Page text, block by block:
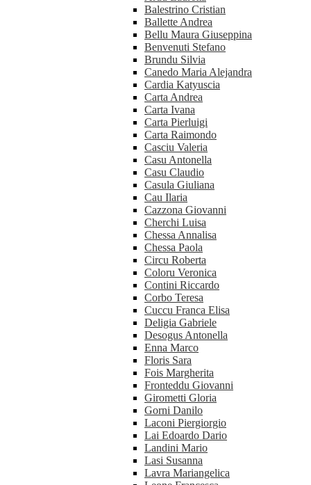
Balestrino Cristian
Ballette Andrea
Bellu Maura Giuseppina
Benvenuti Stefano
Brundu Silvia
Canedo Maria Alejandra
Cardia Katyuscia
Carta Andrea
Carta Ivana
Carta Pierluigi
Carta Raimondo
Casciu Valeria
Casu Antonella
Casu Claudio
Casula Giuliana
Cau Ilaria
Cazzona Giovanni
Cherchi Luisa
Chessa Annalisa
Chessa Paola
Circu Roberta
Coloru Veronica
Contini Riccardo
Corbo Teresa
Cuccu Franca Elisa
Deligia Gabriele
Desogus Antonella
Enna Marco
Floris Sara
Fois Margherita
Fronteddu Giovanni
Girometti Gloria
Gorni Danilo
Laconi Piergiorgio
Lai Edoardo Dario
Landini Mario
Lasi Susanna
Lavra Mariangelica